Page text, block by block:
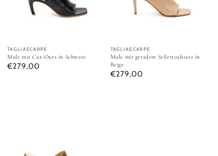
Anbieter:
TAGLIASCARPE
Mule mit Cut-Outs in Schwarz
Normaler Preis
€279,00
Anbieter:
TAGLIASCARPE
Mule mit geradem Stilettoabsatz in
Beige
Normaler Preis
€279,00